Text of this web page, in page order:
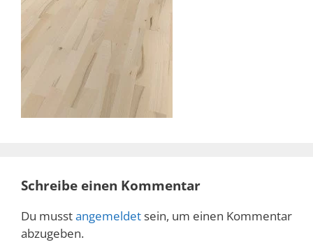
Schreibe einen Kommentar
Du musstangemeldet sein, um einen Kommentar
abzugeben.